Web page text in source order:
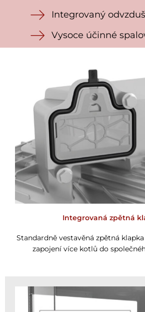
Integrovaný
Vysoce účinné
Integrovaná zpětná
Standardně vestavěná zpětná
zapojení více kotlů do